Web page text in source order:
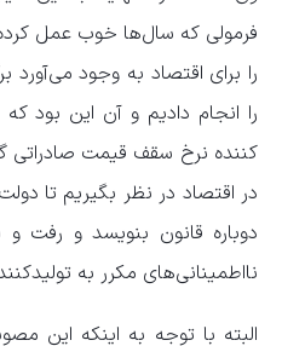
فرمولی که سال‌ها خوب عمل
را برای اقتصاد به وجود می‌آورد
را انجام دادیم و آن این بود
کننده نرخ سقف قیمت صادراتی
در اقتصاد در نظر بگیریم تا
دوباره قانون بنویسد و
نااطمینانی‌های مکرر به
البته با توجه به اینکه این